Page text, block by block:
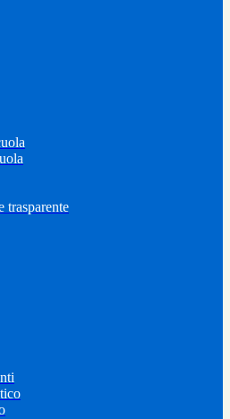
trasparente